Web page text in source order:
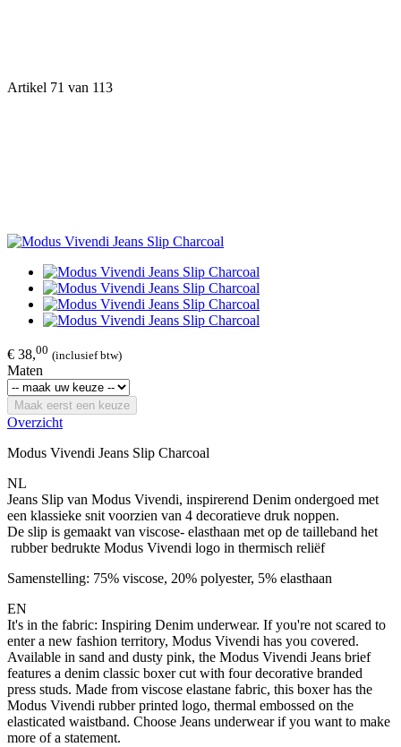
Artikel 71 van 113
€ 38,00 (inclusief btw)
Maten
Maak eerst een keuze
Overzicht
Modus Vivendi Jeans Slip Charcoal
NL
Jeans Slip van Modus Vivendi, inspirerend Denim ondergoed met
een klassieke snit voorzien van 4 decoratieve druk noppen.
De slip is gemaakt van viscose- elasthaan met op de tailleband het
rubber bedrukte Modus Vivendi logo in thermisch reliëf
Samenstelling: 75% viscose, 20% polyester, 5% elasthaan
EN
It's in the fabric: Inspiring Denim underwear. If you're not scared to
enter a new fashion territory, Modus Vivendi has you covered.
Available in sand and dusty pink, the Modus Vivendi Jeans brief
features a denim classic boxer cut with four decorative branded
press studs. Made from viscose elastane fabric, this boxer has the
Modus Vivendi rubber printed logo, thermal embossed on the
elasticated waistband. Choose Jeans underwear if you want to make
more of a statement.